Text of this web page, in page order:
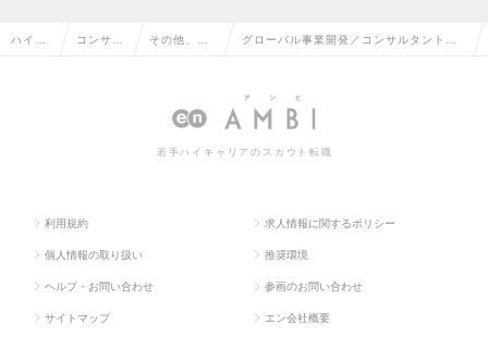
ハイク コンサル その他、コ
ト系の転職
グローバル事業開発／コンサルタント／
点立ち上げ＆運営の求人情報
若手ハイキャリアのスカウト転職
利用規約 求人情報に関するポリシー
個人情報の取り扱い 推奨環境
ヘルプ・お問い合わせ 参画のお問い合わせ
サイトマップ エン会社概要